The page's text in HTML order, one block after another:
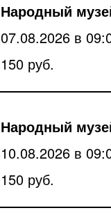
Народный
07.08.2026 в
150 руб.
Народный
10.08.2026 в
150 руб.